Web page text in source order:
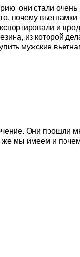
они стали
почему
и
из которой
мужские
Они прошли
мы имеем и